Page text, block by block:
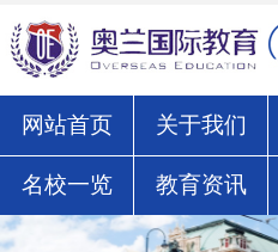
网站首页 关于我们
名校一览 教育资讯